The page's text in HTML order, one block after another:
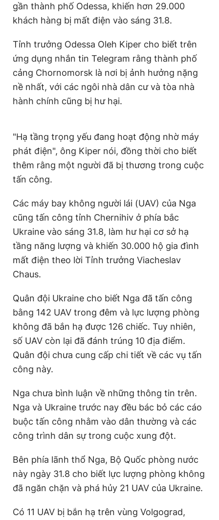
gần thành phố Odessa, khiến hơn 29.000
khách hàng bị mất điện vào sáng 31.8.
Tỉnh trưởng Odessa Oleh Kiper cho biết trên
ứng dụng nhắn tin Telegram rằng thành phố
cảng Chornomorsk là nơi bị ảnh hưởng nặng
nề nhất, với các ngôi nhà dân cư và tòa nhà
hành chính cũng bị hư hại.
"Hạ tầng trọng yếu đang hoạt động nhờ máy
phát điện", ông Kiper nói, đồng thời cho biết
thêm rằng một người đã bị thương trong cuộc
tấn công.
Các máy bay không người lái (UAV) của Nga
cũng tấn công tỉnh Chernihiv ở phía bắc
Ukraine vào sáng 31.8, làm hư hại cơ sở hạ
tầng năng lượng và khiến 30.000 hộ gia đình
mất điện theo lời Tỉnh trưởng Viacheslav
Chaus.
Quân đội Ukraine cho biết Nga đã tấn công
bằng 142 UAV trong đêm và lực lượng phòng
không đã bắn hạ được 126 chiếc. Tuy nhiên,
số UAV còn lại đã đánh trúng 10 địa điểm.
Quân đội chưa cung cấp chi tiết về các vụ tấn
công này.
Nga chưa bình luận về những thông tin trên.
Nga và Ukraine trước nay đều bác bỏ các cáo
buộc tấn công nhằm vào dân thường và các
công trình dân sự trong cuộc xung đột.
Bên phía lãnh thổ Nga, Bộ Quốc phòng nước
này ngày 31.8 cho biết lực lượng phòng không
đã ngăn chặn và phá hủy 21 UAV của Ukraine.
Có 11 UAV bị bắn hạ trên vùng Volgograd,